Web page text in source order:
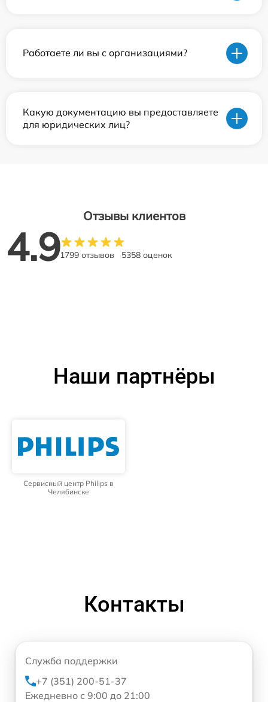
Работаете ли вы с организациями?
Какую документацию вы предоставляете
для юридических лиц?
Отзывы клиентов
4.91799 отзывов 5358 оценок
Наши партнёры
Сервисный центр Philips в
Челябинске
Контакты
Служба поддержки
+7 (351) 200-51-37
Ежедневно с 9:00 до 21:00